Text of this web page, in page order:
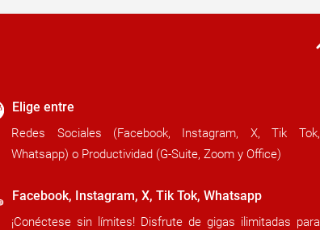
Elige entre
Redes Sociales (Facebook, Instagram, X, Tik Tok,
Whatsapp) o Productividad (G-Suite, Zoom y Office)
Facebook, Instagram, X, Tik Tok, Whatsapp
¡Conéctese sin límites! Disfrute de gigas ilimitadas para